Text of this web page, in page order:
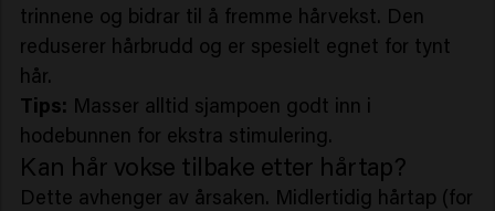
trinnene og bidrar til å fremme hårvekst. Den
reduserer hårbrudd og er spesielt egnet for tynt
hår.
Tips: Masser alltid sjampoen godt inn i
hodebunnen for ekstra stimulering.
Kan hår vokse tilbake etter hårtap?
Dette avhenger av årsaken. Midlertidig hårtap (for